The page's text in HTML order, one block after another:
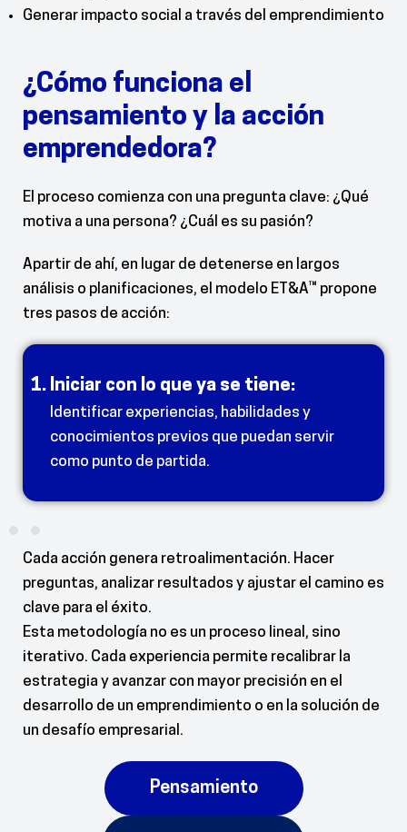
Generar impacto social a través del emprendimiento
¿Cómo funciona el
pensamiento y la acción
emprendedora?
El proceso comienza con una pregunta clave: ¿Qué
motiva a una persona? ¿Cuál es su pasión?
Apartir de ahí, en lugar de detenerse en largos
análisis o planificaciones, el modelo ET&A™ propone
tres pasos de acción:
Iniciar con lo que ya se tiene:
Identificar experiencias, habilidades y
conocimientos previos que puedan servir
como punto de partida.
Cada acción genera retroalimentación. Hacer
preguntas, analizar resultados y ajustar el camino es
clave para el éxito.
Esta metodología no es un proceso lineal, sino
iterativo. Cada experiencia permite recalibrar la
estrategia y avanzar con mayor precisión en el
desarrollo de un emprendimiento o en la solución de
un desafío empresarial.
Pensamiento